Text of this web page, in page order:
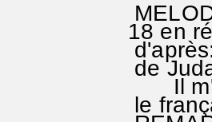
18
de
Il m'a
le